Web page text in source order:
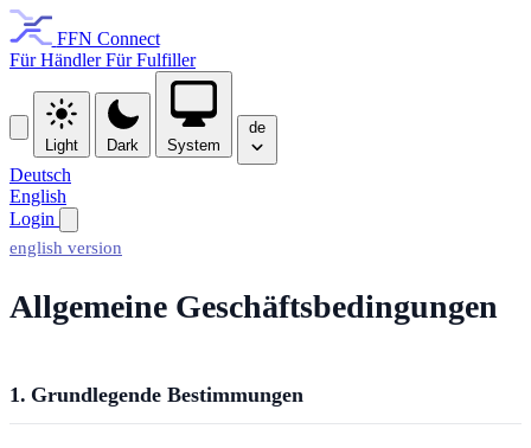
FFN Connect
Für HändlerFür Fulfiller
Light Dark System
de
Deutsch
English
Login
english version
Allgemeine Geschäftsbedingungen
1. Grundlegende Bestimmungen